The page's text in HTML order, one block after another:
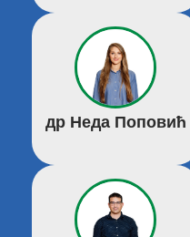
др Неда Поповић